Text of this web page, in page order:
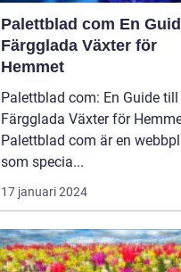
Palettblad com En Guide till
Färgglada Växter för
Hemmet
Palettblad com: En Guide till
Färgglada Växter för
Palettblad com är en
som specia...
17 januari 2024